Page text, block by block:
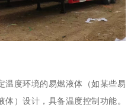
温度环境的易燃液体（如某些易
）设计，具备温度控制功能。